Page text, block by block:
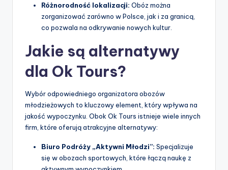
Różnorodność lokalizacji: Obóz można
zorganizować zarówno w Polsce, jak i za granicą,
co pozwala na odkrywanie nowych kultur.
Jakie są alternatywy
dla Ok Tours?
Wybór odpowiedniego organizatora obozów
młodzieżowych to kluczowy element, który wpływa na
jakość wypoczynku. Obok Ok Tours istnieje wiele innych
firm, które oferują atrakcyjne alternatywy:
Biuro Podróży „Aktywni Młodzi”: Specjalizuje
się w obozach sportowych, które łączą naukę z